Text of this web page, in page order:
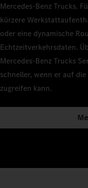
Mercedes‑Benz Trucks.
kürzere
oder eine dynamische
Echtzeitverkehrsdaten.
Mercedes‑Benz Trucks
schneller, wenn er auf
zugreifen kann.